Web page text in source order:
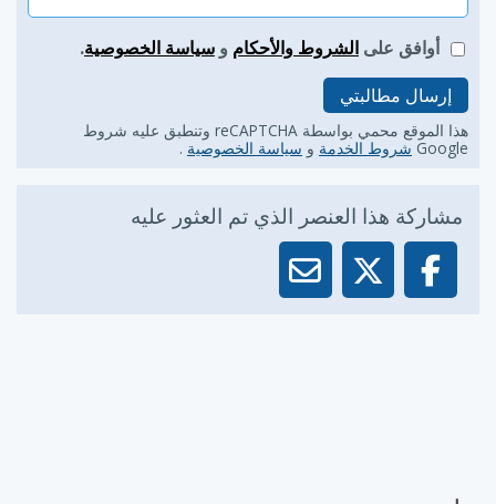
أوافق على الشروط والأحكام و سياسة الخصوصية.
إرسال مطالبتي
هذا الموقع محمي بواسطة reCAPTCHA وتنطبق عليه شروط
Google شروط الخدمة و سياسة الخصوصية .
مشاركة هذا العنصر الذي تم العثور عليه